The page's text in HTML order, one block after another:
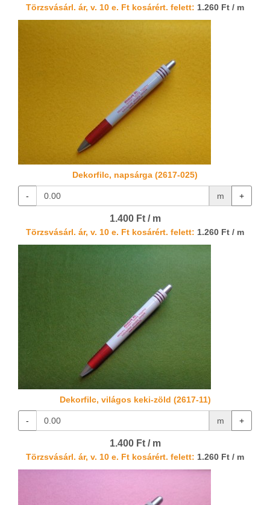
Törzsvásárl. ár, v. 10 e. Ft kosárért. felett: 1.260 Ft / m
Dekorfilc, napsárga (2617-025)
- m +
1.400 Ft / m
Törzsvásárl. ár, v. 10 e. Ft kosárért. felett: 1.260 Ft / m
Dekorfilc, világos keki-zöld (2617-11)
- m +
1.400 Ft / m
Törzsvásárl. ár, v. 10 e. Ft kosárért. felett: 1.260 Ft / m